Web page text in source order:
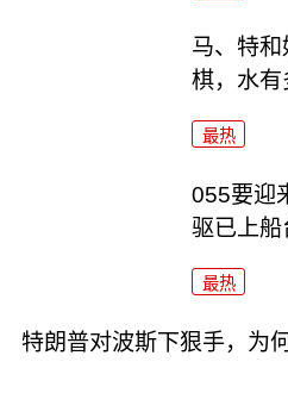
马、特
棋，水有
最热
055要迎
驱已上船
最热
特朗普对波斯下狠手，为